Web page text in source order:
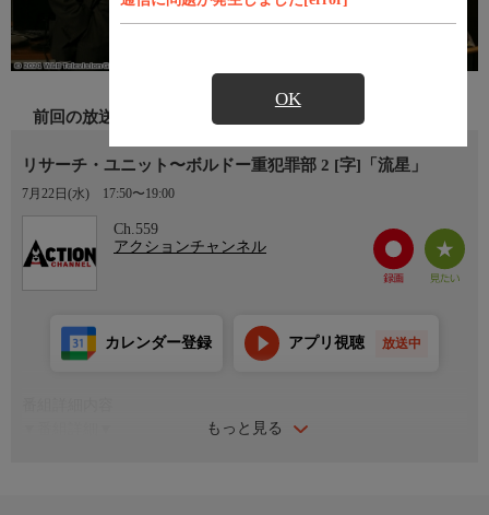
OK
前回の放送
リサーチ・ユニット〜ボルドー重犯罪部 2 [字]「流星」
7月22日(水) 17:50〜19:00
Ch.559
アクションチャンネル
もっと見る
カレンダー登録 アプリ視聴 放送中